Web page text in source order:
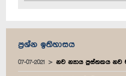
ප්‍රශ්න ඉතිහාසය
07-07-2021 නව න්‍යාය පුස්තකය නව